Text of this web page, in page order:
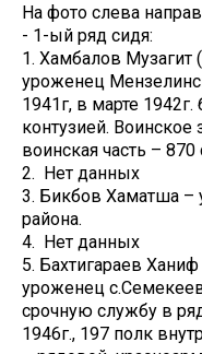
На фото слева
- 1-ый ряд сидя:
1. Хамбалов Музагит
уроженец
1941г, в марте
контузией.
воинская часть –
2. Нет данных
3. Бикбов Хаматша –
района.
4. Нет данных
5. Бахтигараев
уроженец
срочную службу в
1946г., 197 полк